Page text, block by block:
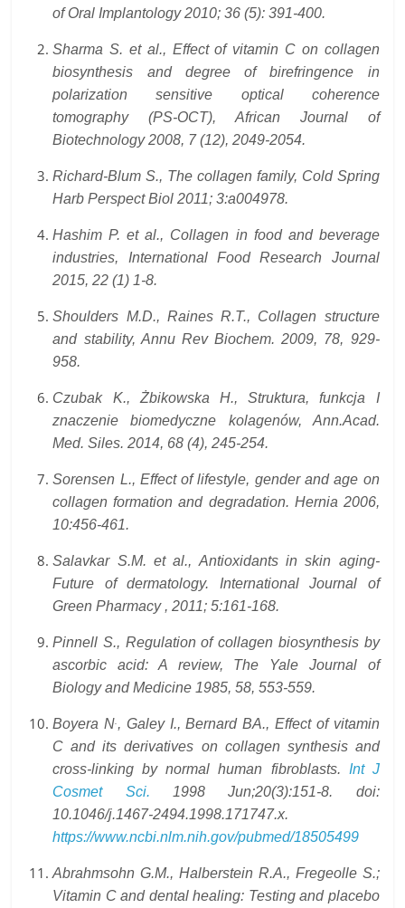
of Oral Implantology 2010; 36 (5): 391-400.
Sharma S. et al., Effect of vitamin C on collagen
biosynthesis and degree of birefringence in
polarization sensitive optical coherence
tomography (PS-OCT), African Journal of
Biotechnology 2008, 7 (12), 2049-2054.
Richard-Blum S., The collagen family, Cold Spring
Harb Perspect Biol 2011; 3:a004978.
Hashim P. et al., Collagen in food and beverage
industries, International Food Research Journal
2015, 22 (1) 1-8.
Shoulders M.D., Raines R.T., Collagen structure
and stability, Annu Rev Biochem. 2009, 78, 929-
958.
Czubak K., Żbikowska H., Struktura, funkcja I
znaczenie biomedyczne kolagenów, Ann.Acad.
Med.Siles. 2014, 68 (4), 245-254.
Sorensen L., Effect of lifestyle, gender and age on
collagen formation and degradation. Hernia 2006,
10:456-461.
Salavkar S.M. et al., Antioxidants in skin aging-
Future of dermatology. International Journal of
Green Pharmacy , 2011; 5:161-168.
Pinnell S., Regulation of collagen biosynthesis by
ascorbic acid: A review, The Yale Journal of
Biology and Medicine 1985, 58, 553-559.
Boyera N , Galey I., Bernard BA., Effect of vitamin
C and its derivatives on collagen synthesis and
cross-linking by normal human fibroblasts. Int J
Cosmet Sci. 1998 Jun;20(3):151-8. doi:
10.1046/j.1467-2494.1998.171747.x.
https://www.ncbi.nlm.nih.gov/pubmed/18505499
Abrahmsohn G.M., Halberstein R.A., Fregeolle S.;
Vitamin C and dental healing: Testing and placebo